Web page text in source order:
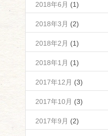
2018年6月 (1)
2018年3月 (2)
2018年2月 (1)
2018年1月 (1)
2017年12月 (3)
2017年10月 (3)
2017年9月 (2)